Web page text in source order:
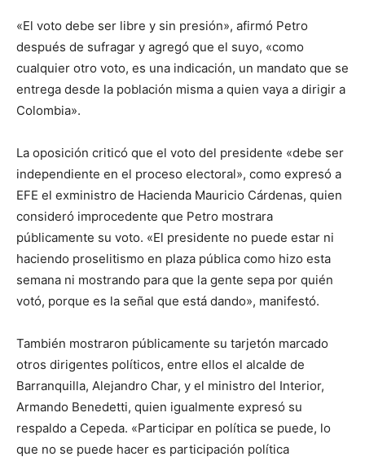
«El voto debe ser libre y sin presión», afirmó Petro
después de sufragar y agregó que el suyo, «como
cualquier otro voto, es una indicación, un mandato que se
entrega desde la población misma a quien vaya a dirigir a
Colombia».
La oposición criticó que el voto del presidente «debe ser
independiente en el proceso electoral», como expresó a
EFE el exministro de Hacienda Mauricio Cárdenas, quien
consideró improcedente que Petro mostrara
públicamente su voto. «El presidente no puede estar ni
haciendo proselitismo en plaza pública como hizo esta
semana ni mostrando para que la gente sepa por quién
votó, porque es la señal que está dando», manifestó.
También mostraron públicamente su tarjetón marcado
otros dirigentes políticos, entre ellos el alcalde de
Barranquilla, Alejandro Char, y el ministro del Interior,
Armando Benedetti, quien igualmente expresó su
respaldo a Cepeda. «Participar en política se puede, lo
que no se puede hacer es participación política